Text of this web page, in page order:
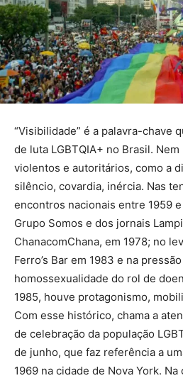
“Visibilidade” é a palavra-chave
de luta LGBTQIA+ no Brasil.
violentos e autoritários, como a
silêncio, covardia, inércia. Nas
encontros nacionais entre 1959
Grupo Somos e dos jornais
ChanacomChana, em 1978; no
Ferro’s Bar em 1983 e na
homossexualidade do rol de
1985, houve protagonismo,
Com esse histórico, chama a
de celebração da população
de junho, que faz referência a
1969 na cidade de Nova York.